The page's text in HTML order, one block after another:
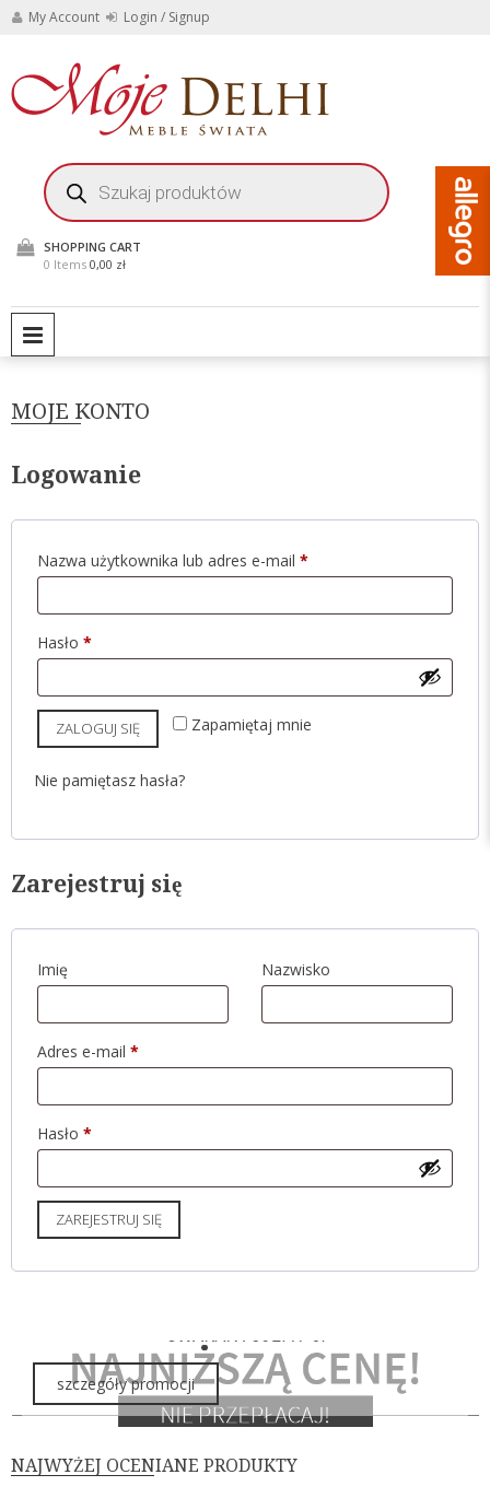
SkipMy Account Login / Signup
Delhi
Meble
Świata
Wyszukiwarka
produktów
SHOPPING CART
0 Items 0,00 zł
MOJE KONTO
Logowanie
Nazwa użytkownika lub adres e-mail *
Hasło *
Zapamiętaj mnie
ZALOGUJ SIĘ
Nie pamiętasz hasła?
Zarejestruj się
Imię Nazwisko
Adres e-mail *
Hasło *
ZAREJESTRUJ SIĘ
szczegóły promocji
NAJWYŻEJ OCENIANE PRODUKTY